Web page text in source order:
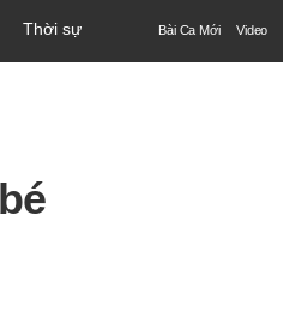
Thời sự Bài Ca Mới Video